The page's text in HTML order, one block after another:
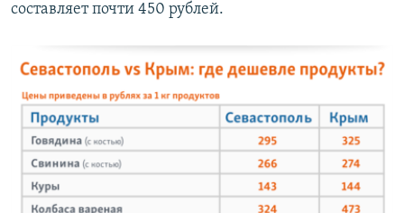
составляет почти 450 рублей.